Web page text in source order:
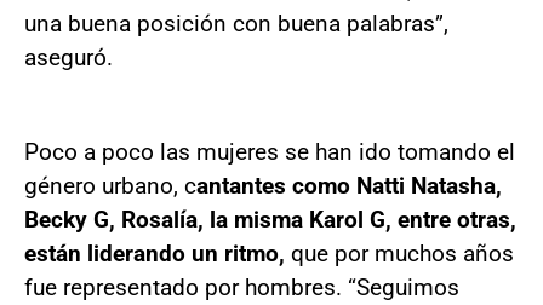
una buena posición con buena palabras”,
aseguró.
Poco a poco las mujeres se han ido tomando el
género urbano, cantantes como Natti Natasha,
Becky G, Rosalía, la misma Karol G, entre otras,
están liderando un ritmo, que por muchos años
fue representado por hombres. “Seguimos